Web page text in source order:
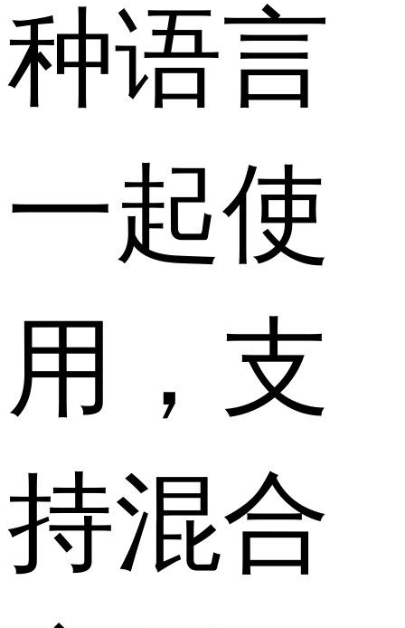
种语言
一起使
用，支
持混合